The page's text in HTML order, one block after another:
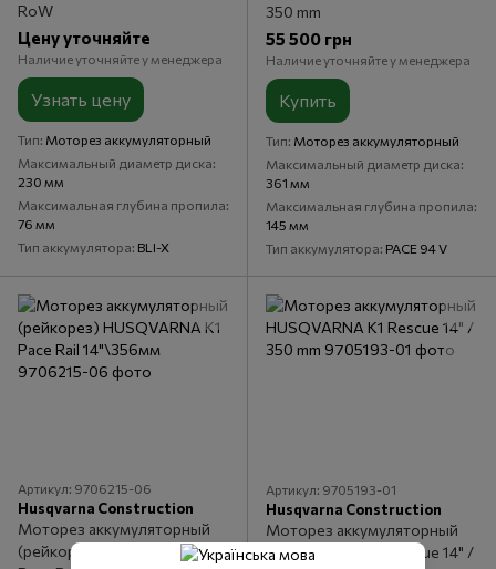
RoW
Цену уточняйте
Наличие уточняйте у менеджера
Узнать цену
Тип Моторез аккумуляторный
Максимальный диаметр диска
230 мм
Максимальная глубина пропила
76 мм
Тип аккумулятора BLI-X
350 mm
55 500 грн
Наличие уточняйте у менеджера
Купить
Тип Моторез аккумуляторный
Максимальный диаметр диска
361 мм
Максимальная глубина пропила
145 мм
Тип аккумулятора PACE 94 V
Артикул: 9706215-06
Husqvarna Construction
Моторез аккумуляторный
(рейкорез) HUSQVARNA К1
Артикул: 9705193-01
Husqvarna Construction
Моторез аккумуляторный
HUSQVARNA K1 Rescue 14" /